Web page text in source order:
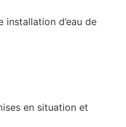
d’eau de
en situation et